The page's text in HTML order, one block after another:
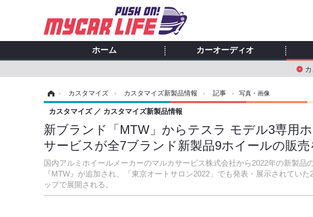
ホーム カーオーディオ
› カスタマイズ › カスタマイズ新製品情報 › 記事 › 写真・画像
新ブランド「MTW」からテスラ モデル3専用
サービスが全7ブランド新製品9ホイールの販
国内アルミホイールメーカーのマルカサービス株式会社から2022年の新製品
『MTW』が追加され、「東京オートサロン2022」でも発表・展示されてい
ップで展開される。
カスタマイズ カスタマイズ新製品情報